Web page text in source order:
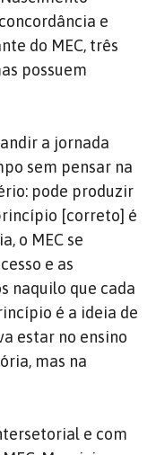
e
do MEC, três
possuem
a jornada
sem pensar na
pode produzir
[correto] é
o MEC se
e as
naquilo que cada
é a ideia de
estar no ensino
mas na
e com